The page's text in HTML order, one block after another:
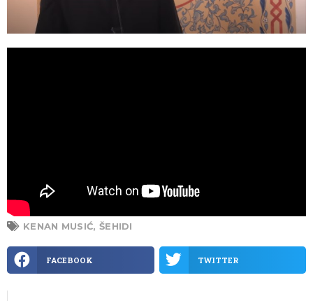
KENAN MUSIĆ, ŠEHIDI
FACEBOOK TWITTER